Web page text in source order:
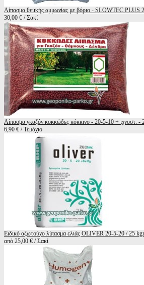
Λίπασμα θειϊκής αμμωνίας με βόριο - SLOWTEC
30,00 € / Σακί
Λίπασμα γκαζόν κοκκώδες κόκκινο - 20-5-10 + ιχνοστ. -
6,90 € / Τεμάχιο
Ειδικό αζωτούχο λίπασμα ελιάς OLIVER 20-5-20 / 25
από 25,00 € / Σακί